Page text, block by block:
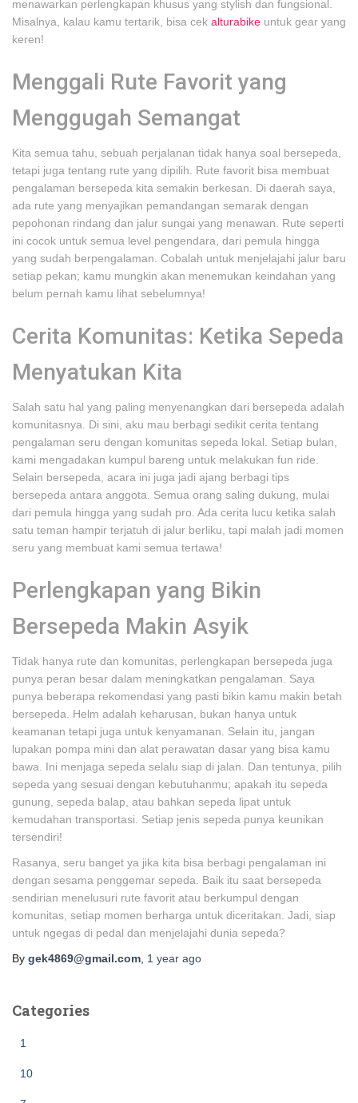
menawarkan perlengkapan khusus yang stylish dan fungsional.
Misalnya, kalau kamu tertarik, bisa cek alturabike untuk gear yang
keren!
Menggali Rute Favorit yang
Menggugah Semangat
Kita semua tahu, sebuah perjalanan tidak hanya soal bersepeda,
tetapi juga tentang rute yang dipilih. Rute favorit bisa membuat
pengalaman bersepeda kita semakin berkesan. Di daerah saya,
ada rute yang menyajikan pemandangan semarak dengan
pepohonan rindang dan jalur sungai yang menawan. Rute seperti
ini cocok untuk semua level pengendara, dari pemula hingga
yang sudah berpengalaman. Cobalah untuk menjelajahi jalur baru
setiap pekan; kamu mungkin akan menemukan keindahan yang
belum pernah kamu lihat sebelumnya!
Cerita Komunitas: Ketika Sepeda
Menyatukan Kita
Salah satu hal yang paling menyenangkan dari bersepeda adalah
komunitasnya. Di sini, aku mau berbagi sedikit cerita tentang
pengalaman seru dengan komunitas sepeda lokal. Setiap bulan,
kami mengadakan kumpul bareng untuk melakukan fun ride.
Selain bersepeda, acara ini juga jadi ajang berbagi tips
bersepeda antara anggota. Semua orang saling dukung, mulai
dari pemula hingga yang sudah pro. Ada cerita lucu ketika salah
satu teman hampir terjatuh di jalur berliku, tapi malah jadi momen
seru yang membuat kami semua tertawa!
Perlengkapan yang Bikin
Bersepeda Makin Asyik
Tidak hanya rute dan komunitas, perlengkapan bersepeda juga
punya peran besar dalam meningkatkan pengalaman. Saya
punya beberapa rekomendasi yang pasti bikin kamu makin betah
bersepeda. Helm adalah keharusan, bukan hanya untuk
keamanan tetapi juga untuk kenyamanan. Selain itu, jangan
lupakan pompa mini dan alat perawatan dasar yang bisa kamu
bawa. Ini menjaga sepeda selalu siap di jalan. Dan tentunya, pilih
sepeda yang sesuai dengan kebutuhanmu; apakah itu sepeda
gunung, sepeda balap, atau bahkan sepeda lipat untuk
kemudahan transportasi. Setiap jenis sepeda punya keunikan
tersendiri!
Rasanya, seru banget ya jika kita bisa berbagi pengalaman ini
dengan sesama penggemar sepeda. Baik itu saat bersepeda
sendirian menelusuri rute favorit atau berkumpul dengan
komunitas, setiap momen berharga untuk diceritakan. Jadi, siap
untuk ngegas di pedal dan menjelajahi dunia sepeda?
By gek4869@gmail.com 1 year ago
Categories
1
10